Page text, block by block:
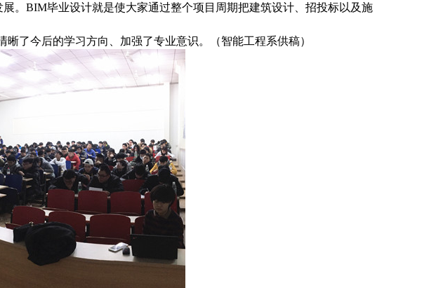
。BIM毕业设计就是使大家通过整个项目周期把建筑设计、招投标以及施
了今后的学习方向、加强了专业意识。（智能工程系供稿）